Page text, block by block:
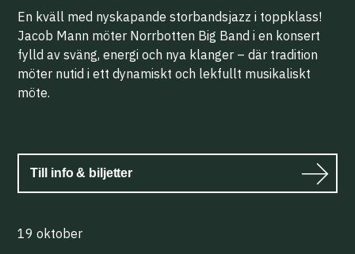
En kväll med nyskapande storbandsjazz i toppklass!
Jacob Mann möter Norrbotten Big Band i en konsert
fylld av sväng, energi och nya klanger – där tradition
möter nutid i ett dynamiskt och lekfullt musikaliskt
möte.
Till info & biljetter
19 oktober